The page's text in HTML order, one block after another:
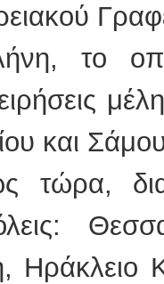
το
και
Ηράκλειο